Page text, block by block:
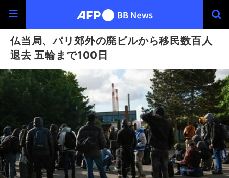
仏当局、パリ郊外の廃ビルから移民数百人
退去 五輪まで100日